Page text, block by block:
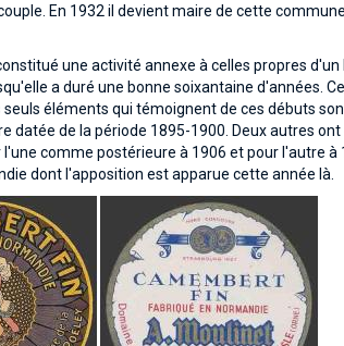
En 1932 il devient maire de cette
une activité annexe à celles propres d'un
a duré une bonne soixantaine d'années.
éléments qui témoignent de ces débuts
datée de la période 1895-1900. Deux autres
comme postérieure à 1906 et pour l'autre à
dont l'apposition est apparue cette année là.